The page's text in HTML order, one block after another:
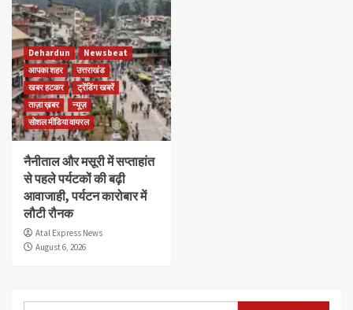
Dehardun
Newsbeat
आपका शहर
उत्तराखंड
खबर हटकर
ट्रेंडिंग खबरें
ताज़ा ख़बर
न्यूज़
सोशल मीडिया वायरल
नैनीताल और मसूरी में सप्ताहांत
से पहले पर्यटकों की बढ़ी
आवाजाही, पर्यटन कारोबार में
लौटी रौनक
Atal Express News
August 6, 2026